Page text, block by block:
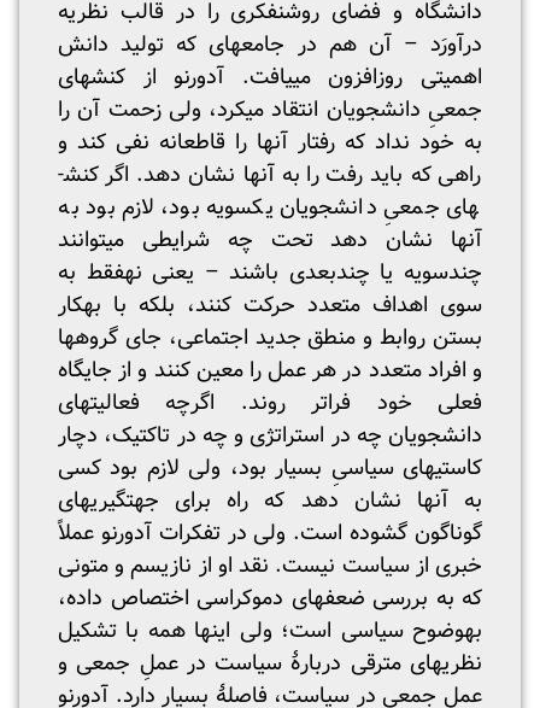
دانشگاه و فضای روشنفکری را در قالب نظریه
درآورَد – آن هم در جامعه­ای که تولید دانش
اهمیتی روزافزون می­یافت. آدورنو از کنش­های
جمعیِ دانشجویان انتقاد می­کرد، ولی زحمت آن را
به خود نداد که رفتار آنها را قاطعانه نفی کند و
راهی که باید رفت را به آنها نشان دهد. اگر کنش­
های جمعیِ دانشجویان یک­سویه بود، لازم بود به
آنها نشان دهد تحت چه شرایطی می­توانند
چندسویه یا چندبعدی باشند – یعنی نه­فقط به
سوی اهداف متعدد حرکت کنند، بلکه با به­کار
بستن روابط و منطق جدید اجتماعی، جای گروه­ها
و افراد متعدد در هر عمل را معین کنند و از جایگاه
فعلی خود فراتر روند. اگرچه فعالیت­های
دانشجویان چه در استراتژی و چه در تاکتیک، دچار
کاستی­های سیاسیِ بسیار بود، ولی لازم بود کسی
به آنها نشان دهد که راه برای جهت­گیری­های
گوناگون گشوده است. ولی در تفکرات آدورنو عملاً
خبری از سیاست نیست. نقد او از نازیسم و متونی
که به بررسی ضعف­های دموکراسی اختصاص داده،
به­وضوح سیاسی است؛ ولی اینها همه با تشکیل
نظریه­ای مترقی دربارۀ سیاست در عملِ جمعی و
عملِ جمعی در سیاست، فاصلۀ بسیار دارد. آدورنو